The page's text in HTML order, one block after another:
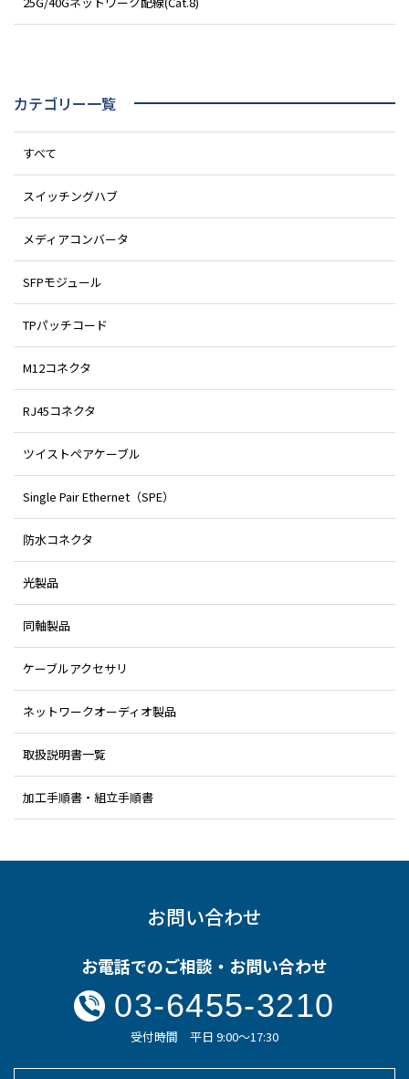
カテゴリー一覧
すべて
スイッチングハブ
メディアコンバータ
SFPモジュール
TPパッチコード
M12コネクタ
RJ45コネクタ
ツイストペアケーブル
Single Pair Ethernet（SPE）
防水コネクタ
光製品
同軸製品
ケーブルアクセサリ
ネットワークオーディオ製品
取扱説明書一覧
加工手順書・組立手順書
お問い合わせ
お電話でのご相談・お問い合わせ
03-6455-3210
受付時間 平日 9:00～17:30